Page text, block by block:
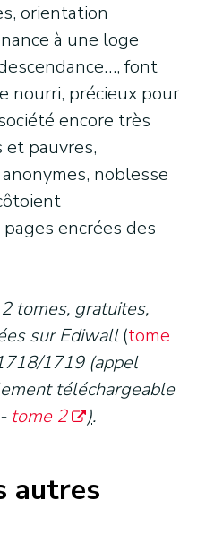
orientation
à une loge
font
nourri, précieux pour
encore très
et pauvres,
noblesse
encrées des
tomes, gratuites,
sur Ediwall(tome
1719 (appel
téléchargeable
- tome 2 ).
autres